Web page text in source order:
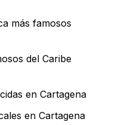
más famosos
del Caribe
en Cartagena
en Cartagena